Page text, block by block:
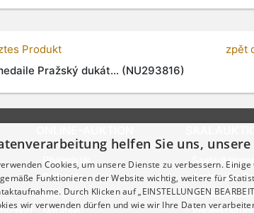
Produkt
Pražský dukát... (NU293816)
zpět
Phaleristik
Philatelie
Militaria
Archiv der
Auktion
helfen Sie uns,
Cookies, um unsere Dienste zu verbessern.
Funktionieren der Website wichtig, weitere für
Durch Klicken auf „EINSTELLUNGEN
wir verwenden dürfen und wie wir Ihre Daten